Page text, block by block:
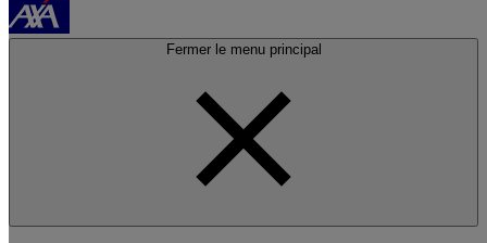
Fermer le menu principal